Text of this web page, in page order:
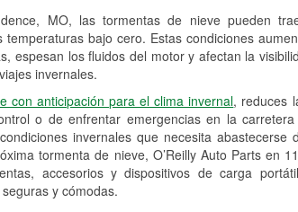
MO, las tormentas de nieve pueden
temperaturas bajo cero. Estas condiciones
espesan los fluidos del motor y afectan la
invernales.
con anticipación para el clima invernal, reduces
o de enfrentar emergencias en la
invernales que necesita
tormenta de nieve, O’Reilly Auto Parts en
accesorios y dispositivos de carga
y cómodas.